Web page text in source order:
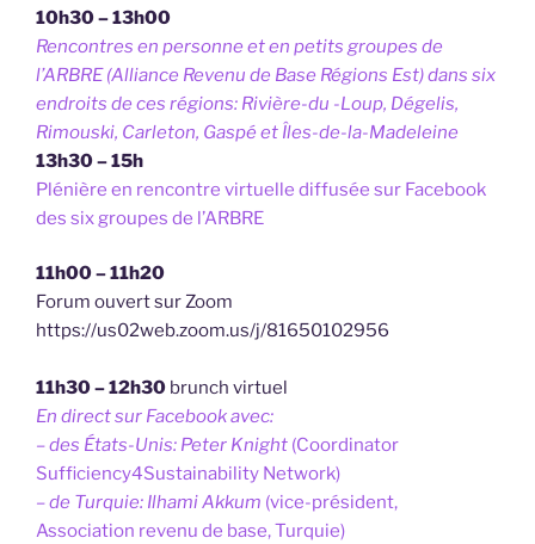
10h30 – 13h00
Rencontres en personne et en petits groupes de
l’ARBRE (Alliance Revenu de Base Régions Est) dans six
endroits de ces régions: Rivière-du -Loup, Dégelis,
Rimouski, Carleton, Gaspé et Îles-de-la-Madeleine
13h30 – 15h
Plénière en rencontre virtuelle diffusée sur Facebook
des six groupes de l’ARBRE
11h00 – 11h20
Forum ouvert sur Zoom
https://us02web.zoom.us/j/81650102956
11h30 – 12h30 brunch virtuel
En direct sur Facebook avec:
– des États-Unis: Peter Knight (Coordinator
Sufficiency4Sustainability Network)
– de Turquie: Ilhami Akkum (vice-président,
Association revenu de base, Turquie)